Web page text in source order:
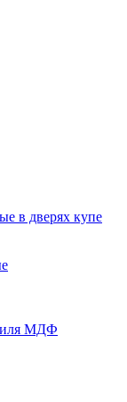
в дверях купе
МДФ